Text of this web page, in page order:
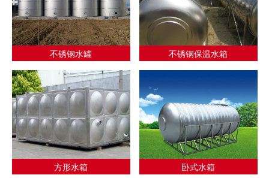
不锈钢水罐 不锈钢保温水箱
方形水箱 卧式水箱